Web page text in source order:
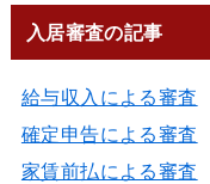
入居審査の記事
給与収入による審査
確定申告による審査
家賃前払による審査